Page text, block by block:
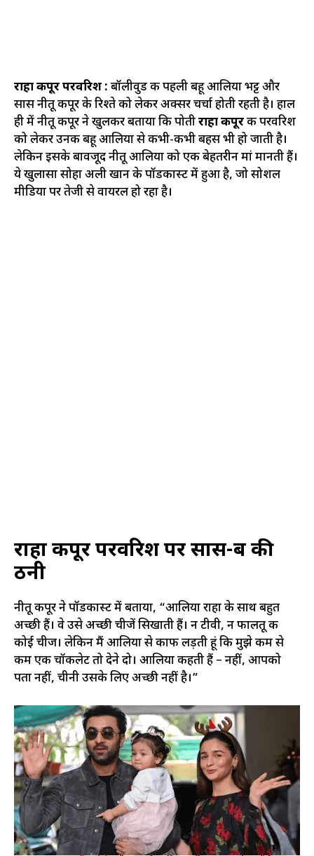
राहा कपूर परवरिश : बॉलीवुड की पहली बहू आलिया भट्ट और
सास नीतू कपूर के रिश्ते को लेकर अक्सर चर्चा होती रहती है। हाल
ही में नीतू कपूर ने खुलकर बताया कि पोतीराहा कपूरकी परवरिश
को लेकर उनकी बहू आलिया से कभी-कभी बहस भी हो जाती है।
लेकिन इसके बावजूद नीतू आलिया को एक बेहतरीन मां मानती हैं।
ये खुलासा सोहा अली खान के पॉडकास्ट में हुआ है, जो सोशल
मीडिया पर तेजी से वायरल हो रहा है।
राहा कपूर परवरिश पर सास-बहू की
ठनी
नीतू कपूर ने पॉडकास्ट में बताया, “आलिया राहा के साथ बहुत
अच्छी हैं। वे उसे अच्छी चीजें सिखाती हैं। न टीवी, न फालतू की
कोई चीज। लेकिन मैं आलिया से काफी लड़ती हूं कि मुझे कम से
कम एक चॉकलेट तो देने दो। आलिया कहती हैं – नहीं, आपको
पता नहीं, चीनी उसके लिए अच्छी नहीं है।”